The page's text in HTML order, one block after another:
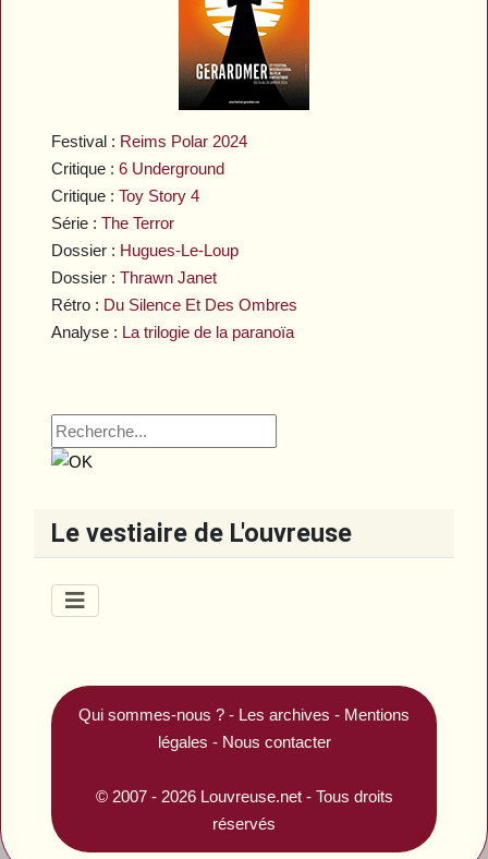
Festival : Reims Polar 2024
Critique :6 Underground
Critique :Toy Story 4
Série :The Terror
Dossier : Hugues-Le-Loup
Dossier :Thrawn Janet
Rétro : Du Silence Et Des Ombres
Analyse : La trilogie de la paranoïa
Le vestiaire de L'ouvreuse
Qui sommes-nous ? - Les archives - Mentions
légales - Nous contacter
© 2007 - 2026 Louvreuse.net- Tous droits
réservés